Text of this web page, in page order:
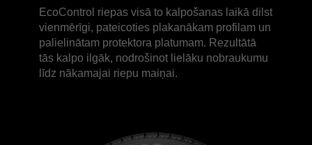
EcoControl riepas visā to kalpošanas laikā dilst
vienmērīgi, pateicoties plakanākam profilam un
palielinātam protektora platumam. Rezultātā
tās kalpo ilgāk, nodrošinot lielāku nobraukumu
līdz nākamajai riepu maiņai.